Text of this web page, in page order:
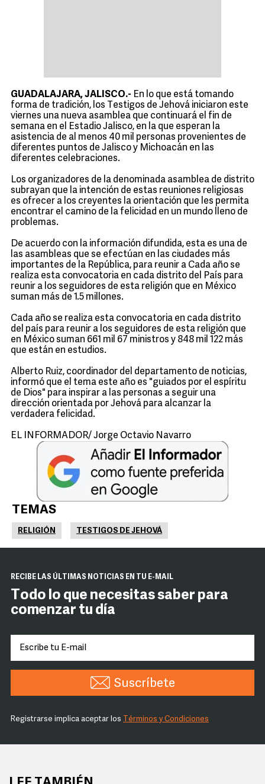
GUADALAJARA, JALISCO.- En lo que está tomando
forma de tradición, los Testigos de Jehová iniciaron este
viernes una nueva asamblea que continuará el fin de
semana en el Estadio Jalisco, en la que esperan la
asistencia de al menos 40 mil personas provenientes de
diferentes puntos de Jalisco y Michoacán en las
diferentes celebraciones.
Los organizadores de la denominada asamblea de distrito
subrayan que la intención de estas reuniones religiosas
es ofrecer a los creyentes la orientación que les permita
encontrar el camino de la felicidad en un mundo lleno de
problemas.
De acuerdo con la información difundida, esta es una de
las asambleas que se efectúan en las ciudades más
importantes de la República, para reunir a Cada año se
realiza esta convocatoria en cada distrito del País para
reunir a los seguidores de esta religión que en México
suman más de 1.5 millones.
Cada año se realiza esta convocatoria en cada distrito
del país para reunir a los seguidores de esta religión que
en México suman 661 mil 67 ministros y 848 mil 122 más
que están en estudios.
Alberto Ruiz, coordinador del departamento de noticias,
informó que el tema este año es "guiados por el espíritu
de Dios" para inspirar a las personas a seguir una
dirección orientada por Jehová para alcanzar la
verdadera felicidad.
EL INFORMADOR/ Jorge Octavio Navarro
TEMAS
RELIGIÓN TESTIGOS DE JEHOVÁ
RECIBE LAS ÚLTIMAS NOTICIAS EN TU E-MAIL
Todo lo que necesitas saber para
comenzar tu día
Suscríbete
Registrarse implica aceptar los Términos y Condiciones